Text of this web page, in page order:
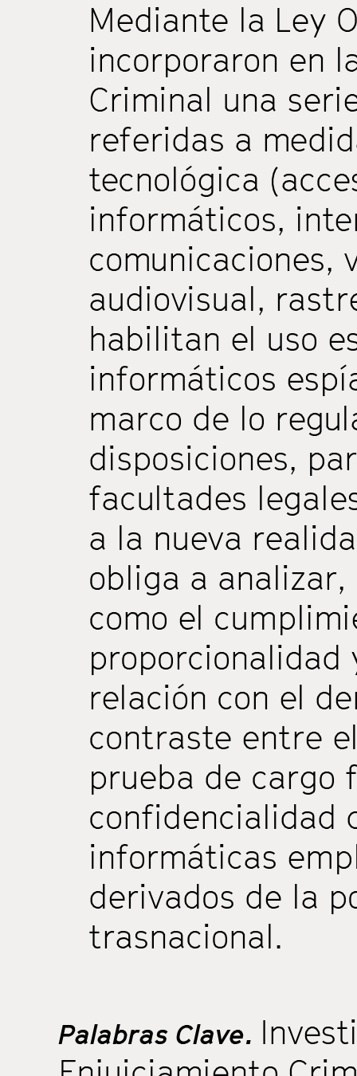
Mediante la Ley
incorporaron en
Criminal una
referidas a
tecnológica
informáticos,
comunicaciones,
audiovisual,
habilitan el uso
informáticos
marco de lo
disposiciones,
facultades
a la nueva
obliga a
como el
proporcionalidad
relación con el
contraste entre
prueba de cargo
confidencialidad
informáticas
derivados de la
trasnacional.
Palabras Clave.